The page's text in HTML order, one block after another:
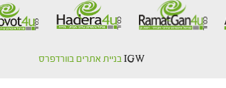
IGW בניית אתרים בוורדפרס